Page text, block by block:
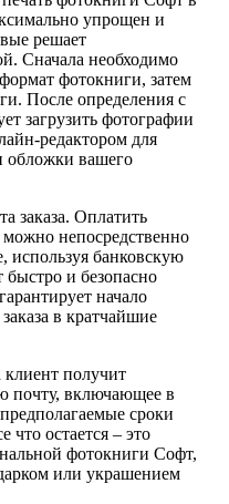
упрощен и
решает
Сначала необходимо
фотокниги, затем
После определения с
загрузить фотографии
редактором для
обложки вашего
заказа. Оплатить
непосредственно
используя банковскую
быстро и безопасно
начало
в кратчайшие
получит
почту, включающее в
сроки
что остается – это
фотокниги Софт,
или украшением